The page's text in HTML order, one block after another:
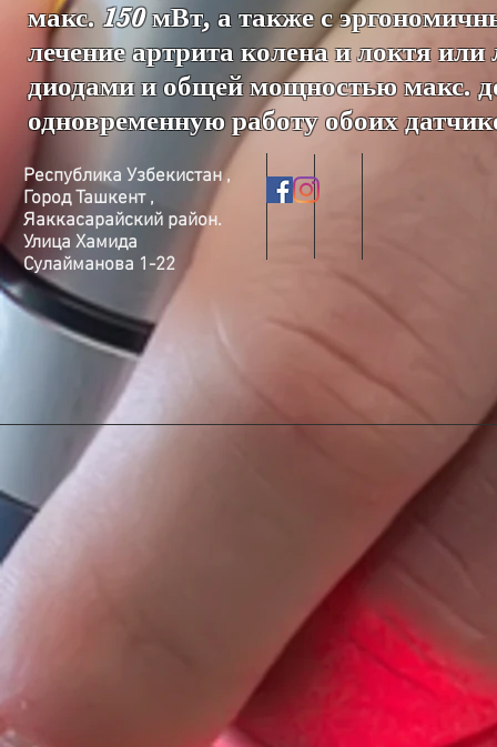
макс. 150 мВт, а также с
лечение артрита колена и локтя
диодами и общей мощностью макс.
одновременную работу обоих
Республика Узбекистан ,
Город Ташкент ,
Яаккасарайский район.
Улица Хамида
Сулайманова 1-22